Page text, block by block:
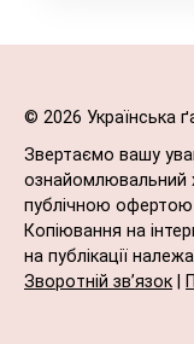
© 2026 Українська
Звертаємо вашу
ознайомлювальний
публічною офертою
Копіювання на
на публікації
Зворотній зв’язок